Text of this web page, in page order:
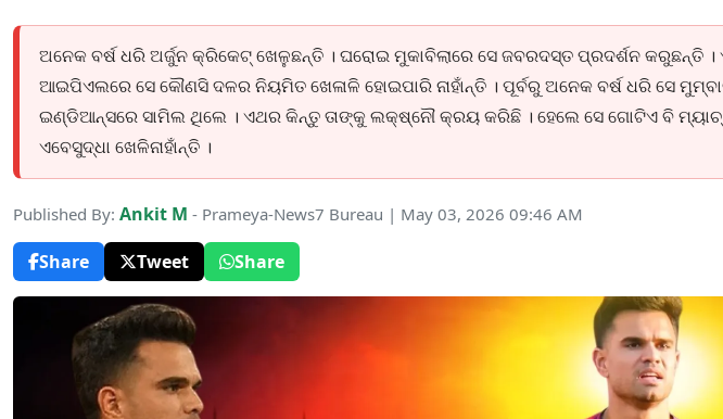
ଅନେକ ବର୍ଷ ଧରି ଅର୍ଜୁନ କ୍ରିକେଟ୍ ଖେଳୁଛନ୍ତି । ଘରୋଇ ମୁକାବିଲାରେ ସେ ଜବରଦସ୍ତ ପ୍ରଦର୍ଶନ କରୁଛନ୍ତି ।
ଆଇପିଏଲରେ ସେ କୌଣସି ଦଳର ନିୟମିତ ଖେଳାଳି ହୋଇପାରି ନାହାଁନ୍ତି । ପୂର୍ବରୁ ଅନେକ ବର୍ଷ ଧରି ସେ
ଇଣ୍ଡିଆନ୍ସରେ ସାମିଲ ଥିଲେ । ଏଥର କିନ୍ତୁ ତାଙ୍କୁ ଲକ୍ଷ୍ନୌ କ୍ରୟ କରିଛି । ହେଲେ ସେ ଗୋଟିଏ ବି ମ୍ୟାଚ୍
ଏବେସୁଦ୍ଧା ଖେଳିନାହାଁନ୍ତି ।
Published By: Ankit M - Prameya-News7 Bureau | May 03, 2026 09:46 AM
Share
Tweet Share